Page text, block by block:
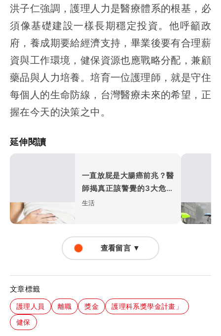
洪子仁強調，護理人力是醫療體系的根基，必
須像基礎建設一樣長期穩定投資。他呼籲政
府，養成期要給經濟支持，畢業後要有合理薪
資與工作環境，健保資源也應戰略分配，兼顧
藥品與人力培養。培育一位護理師，就是守住
每個人的生命防線，台灣醫療未來的希望，正
握在今天的決策之中。
延伸閱讀
一直放屁是大腸癌前兆？醫
師揭真正該警覺的3大危險
訊號
生活
查看留言 ▼
文章標籤
護理人員 離職 獎金
護理科系獎學金計畫」
健保